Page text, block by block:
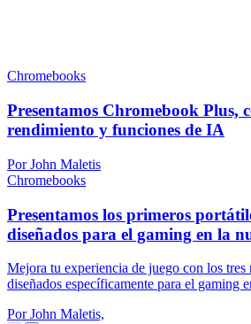
Chromebooks
Presentamos Chromebook Plus,
rendimiento y funciones de IA
Por John Maletis
Chromebooks
Presentamos los primeros
diseñados para el gaming en la
Mejora tu experiencia de juego con los
diseñados específicamente para el gaming
Por John Maletis,